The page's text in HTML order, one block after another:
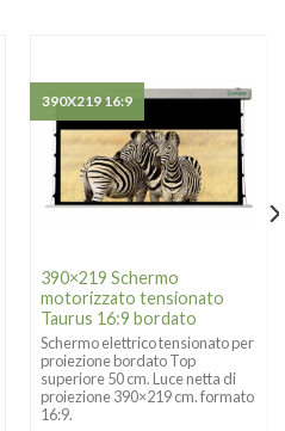
390×219 Schermo
motorizzato tensionato
Taurus 16:9 bordato
Schermo elettrico tensionato per
proiezione bordato Top
superiore 50 cm. Luce netta di
proiezione 390×219 cm. formato
16:9.
390X219 16:9